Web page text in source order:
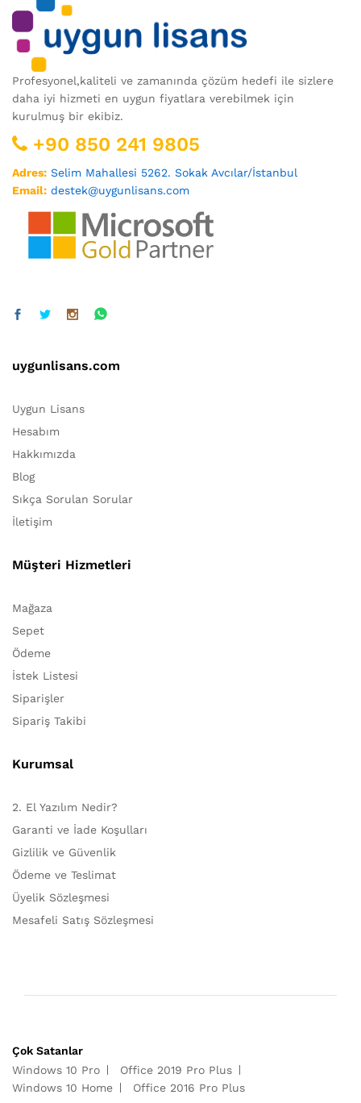
Profesyonel,kaliteli ve zamanında çözüm hedefi ile sizlere
daha iyi hizmeti en uygun fiyatlara verebilmek için
kurulmuş bir ekibiz.
+90 850 241 9805
Adres: Selim Mahallesi 5262. Sokak Avcılar/İstanbul
Email: destek@uygunlisans.com
uygunlisans.com
Uygun Lisans
Hesabım
Hakkımızda
Blog
Sıkça Sorulan Sorular
İletişim
Müşteri Hizmetleri
Mağaza
Sepet
Ödeme
İstek Listesi
Siparişler
Sipariş Takibi
Kurumsal
2. El Yazılım Nedir?
Garanti ve İade Koşulları
Gizlilik ve Güvenlik
Ödeme ve Teslimat
Üyelik Sözleşmesi
Mesafeli Satış Sözleşmesi
Çok Satanlar
Windows 10 Pro
Office 2019 Pro Plus
Windows 10 Home
Office 2016 Pro Plus